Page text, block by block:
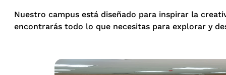
Nuestro campus está diseñado para inspirar la
encontrarás todo lo que necesitas para explorar y